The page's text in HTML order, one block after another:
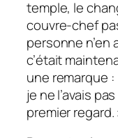
temple, le
couvre-chef
personne n’en
c’était
une remarque
je ne l’avais
premier regard.